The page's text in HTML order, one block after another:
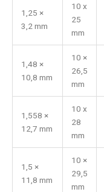
1,25 ×
3,2 mm
10 x
25
mm
1,48 ×
10,8 mm
10 ×
26,5
mm
1,558 ×
12,7 mm
10 x
28
mm
1,5 ×
11,8 mm
10 ×
29,5
mm